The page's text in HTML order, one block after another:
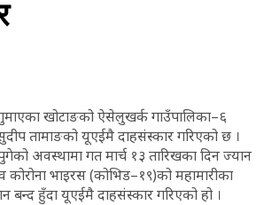
खोटाङको ऐसेलुखर्क गाउँपालिका–६
तामाङको यूएईमै दाहसंस्कार गरिएको छ ।
अवस्थामा गत मार्च १३ तारिखका दिन ज्यान
भाइरस (कोभिड–१९)को महामारीका
बन्द हुँदा यूएईमै दाहसंस्कार गरिएको हो ।